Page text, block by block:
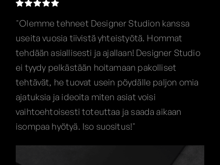
"Olemme tehneet Designer Studion kanssa
useita vuosia tiivistä yhteistyötä. Hommat
tehdään asiallisesti ja ajallaan! Designer Studio
ei tyydy pelkästään hoitamaan pakolliset
tehtävät, he tuovat usein pöydälle paljon omia
ajatuksia ja ideoita miten asiat voisi
vaihtoehtoisesti toteuttaa ja saada aikaan
isompaa hyötyä. Iso suositus!"